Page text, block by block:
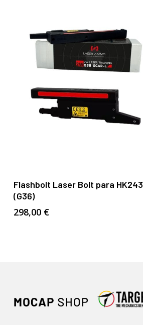
Flashbolt Laser Bolt para HK243
(G36)
298,00 €